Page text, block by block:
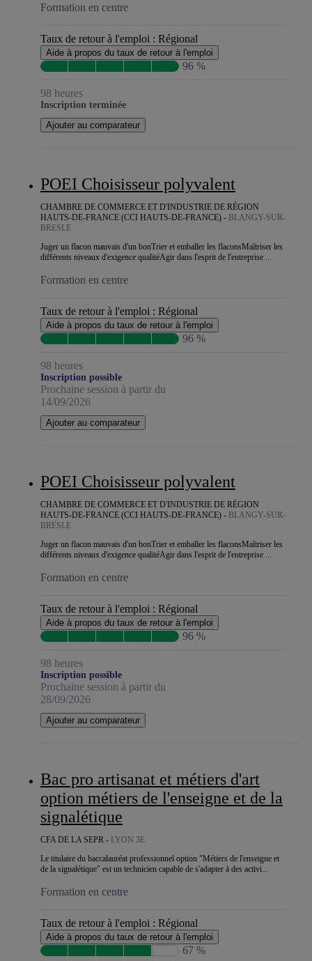
Formation en centre
Taux de retour à l'emploi : Régional
Aide à propos du taux de retour à l'emploi
96 %
98 heures
Inscription terminée
Ajouter au comparateur
POEI Choisisseur polyvalent
CHAMBRE DE COMMERCE ET D'INDUSTRIE DE RÉGION
HAUTS-DE-FRANCE (CCI HAUTS-DE-FRANCE) - BLANGY-SUR-
BRESLE
Juger un flacon mauvais d'un bonTrier et emballer les flaconsMaîtriser les
différents niveaux d'exigence qualitéAgir dans l'esprit de l'entreprise ...
Formation en centre
Taux de retour à l'emploi : Régional
Aide à propos du taux de retour à l'emploi
96 %
98 heures
Inscription possible
Prochaine session à partir du
14/09/2026
Ajouter au comparateur
POEI Choisisseur polyvalent
CHAMBRE DE COMMERCE ET D'INDUSTRIE DE RÉGION
HAUTS-DE-FRANCE (CCI HAUTS-DE-FRANCE) - BLANGY-SUR-
BRESLE
Juger un flacon mauvais d'un bonTrier et emballer les flaconsMaîtriser les
différents niveaux d'exigence qualitéAgir dans l'esprit de l'entreprise ...
Formation en centre
Taux de retour à l'emploi : Régional
Aide à propos du taux de retour à l'emploi
96 %
98 heures
Inscription possible
Prochaine session à partir du
28/09/2026
Ajouter au comparateur
Bac pro artisanat et métiers d'art
option métiers de l'enseigne et de la
signalétique
CFA DE LA SEPR - LYON 3E
Le titulaire du baccalauréat professionnel option "Métiers de l'enseigne et
de la signalétique" est un technicien capable de s'adapter à des activi...
Formation en centre
Taux de retour à l'emploi : Régional
Aide à propos du taux de retour à l'emploi
67 %